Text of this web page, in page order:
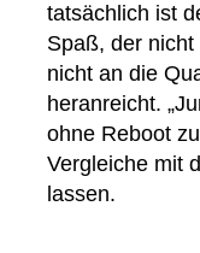
tatsächlich ist
Spaß, der
nicht an die
heranreicht.
ohne Reboot
Vergleiche mit
lassen.